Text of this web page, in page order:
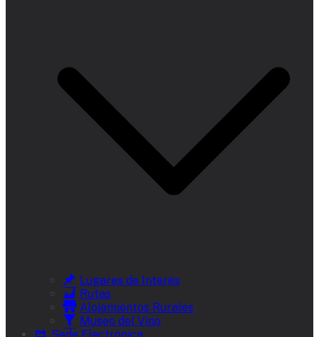
Lugares de Interés
Rutas
Alojamientos Rurales
Museo del Vino